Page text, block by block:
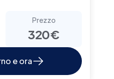
Prezzo
320€
e ora